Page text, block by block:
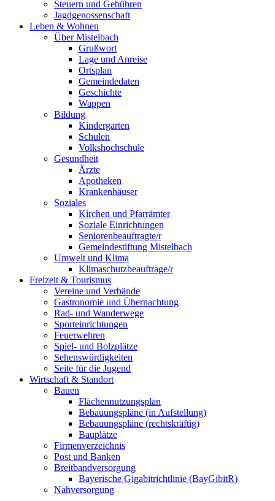
Steuern und Gebühren
Jagdgenossenschaft
Leben & Wohnen
Über Mistelbach
Grußwort
Lage und Anreise
Ortsplan
Gemeindedaten
Geschichte
Wappen
Bildung
Kindergarten
Schulen
Volkshochschule
Gesundheit
Ärzte
Apotheken
Krankenhäuser
Soziales
Kirchen und Pfarrämter
Soziale Einrichtungen
Seniorenbeauftragte/r
Gemeindestiftung Mistelbach
Umwelt und Klima
Klimaschutzbeauftrage/r
Freizeit & Tourismus
Vereine und Verbände
Gastronomie und Übernachtung
Rad- und Wanderwege
Sporteinrichtungen
Feuerwehren
Spiel- und Bolzplätze
Sehenswürdigkeiten
Seite für die Jugend
Wirtschaft & Standort
Bauen
Flächennutzungsplan
Bebauungspläne (in Aufstellung)
Bebauungspläne (rechtskräftig)
Bauplätze
Firmenverzeichnis
Post und Banken
Breitbandversorgung
Bayerische Gigabitrichtlinie (BayGibitR)
Nahversorgung